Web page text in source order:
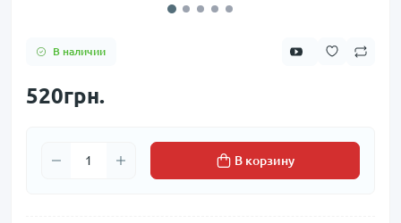
В наличии
520грн.
В корзину